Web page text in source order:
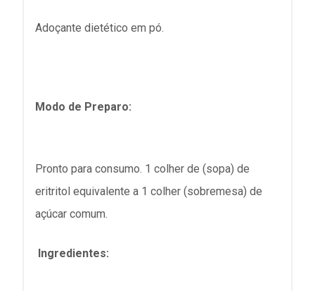
Adoçante dietético em pó.
Modo de Preparo:
Pronto para consumo. 1 colher de (sopa) de
eritritol equivalente a 1 colher (sobremesa) de
açúcar comum.
Ingredientes: